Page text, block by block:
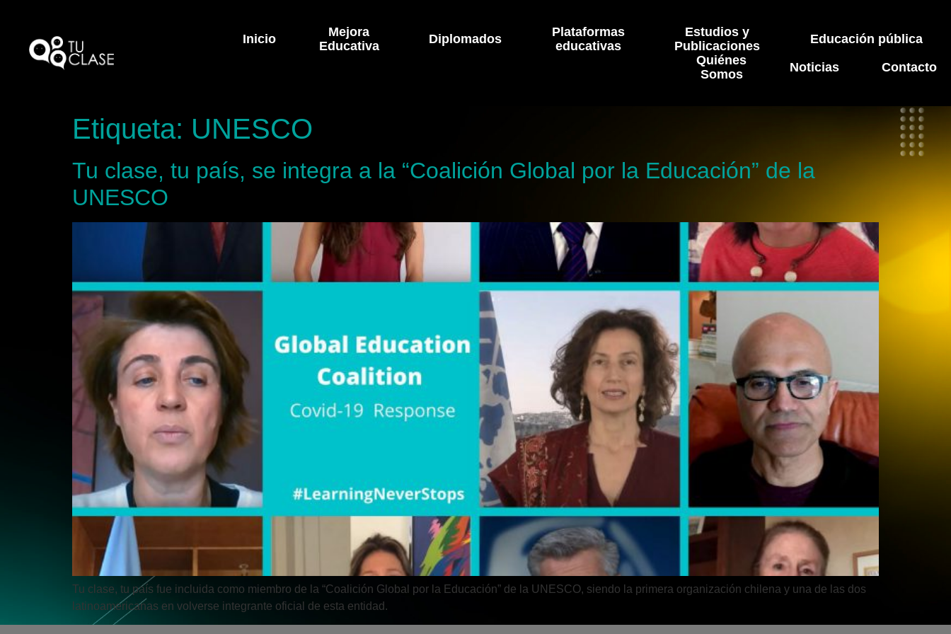
Inicio
Mejora
Educativa
Diplomados
Plataformas
educativas
Estudios y
Publicaciones
Educación pública
Quiénes
Somos
Noticias Contacto
Etiqueta: UNESCO
Tu clase, tu país, se integra a la “Coalición Global por la Educación” de la
UNESCO
Tu clase, tu país fue incluida como miembro de la “Coalición Global por la Educación” de la UNESCO, siendo la primera organización chilena y una de las dos
latinoamericanas en volverse integrante oficial de esta entidad.